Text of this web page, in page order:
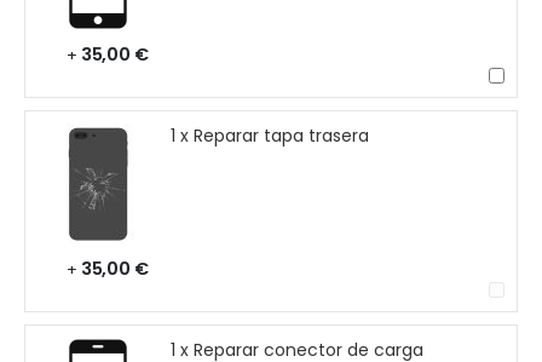
+ 35,00 €
1 x Reparar tapa trasera
+ 35,00 €
1 x Reparar conector de carga